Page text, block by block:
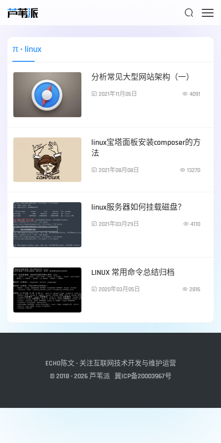

π • linux
服务器运维
分析常见大型网站架构（一）
 2021年11月05日  4091
服务器运维
linux宝塔面板安装composer的方
法
 2021年08月08日  13270
服务器运维
linux服务器如何挂载磁盘？
 2021年03月29日  4110
服务器运维
LINUX 常用命令总结归档
 2020年03月05日  2816
ECHO陈文 - 关注互联网技术开发与维护运营
© 2018 - 2026 芦苇派 冀ICP备20003967号